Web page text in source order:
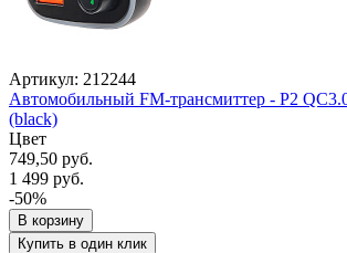
Артикул: 212244
Автомобильный FM-трансмиттер - P2
(black)
Цвет
749,50 руб.
1 499 руб.
-50%
В корзину
Купить в один клик